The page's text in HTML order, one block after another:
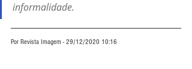
informalidade.
Por Revista Imagem - 29/12/2020 10:16